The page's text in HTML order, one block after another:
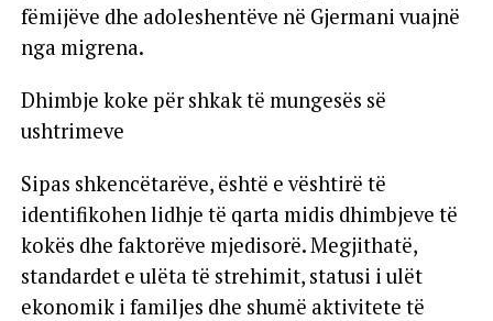
fëmijëve dhe adoleshentëve në Gjermani vuajnë
nga migrena.
Dhimbje koke për shkak të mungesës së
ushtrimeve
Sipas shkencëtarëve, është e vështirë të
identifikohen lidhje të qarta midis dhimbjeve të
kokës dhe faktorëve mjedisorë. Megjithatë,
standardet e ulëta të strehimit, statusi i ulët
ekonomik i familjes dhe shumë aktivitete të